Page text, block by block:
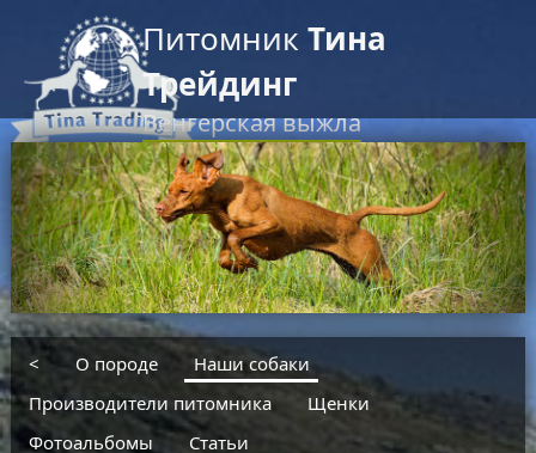
ПитомникТина
Трейдинг
Венгерская выжла
RU EN
введите текст для поиска
< О породе
Наши собаки
Производители питомника
Щенки
Фотоальбомы
Статьи